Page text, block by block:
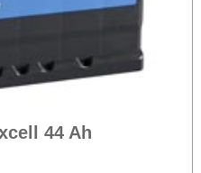
44 Ah